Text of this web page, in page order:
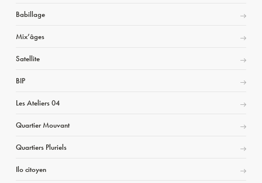
Babillage
Mix’âges
Satellite
BIP
Les Ateliers 04
Quartier Mouvant
Quartiers Pluriels
Ilo citoyen